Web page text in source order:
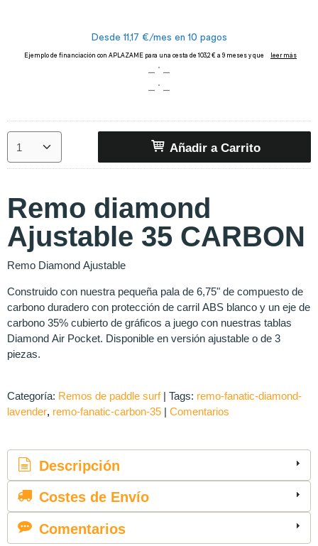
Añadir a Carrito
Remo diamond
Ajustable 35 CARBON
Remo Diamond Ajustable
Construido con nuestra pequeña pala de 6,75" de compuesto de
carbono duradero con protección de carril ABS blanco y un eje de
carbono 35% cubierto de gráficos a juego con nuestras tablas
Diamond Air Pocket. Disponible en versión ajustable o de 3
piezas.
Categoría: Remos de paddle surf | Tags: remo-fanatic-diamond-
lavender remo-fanatic-carbon-35 | Comentarios
Descripción
Costes de Envío
Comentarios